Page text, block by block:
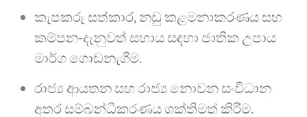
කැපකරු සත්කාර, නඩු කළමනාකරණය සහ
කම්පන-දැනුවත් සහාය සඳහා ජාතික උපාය
මාර්ග ගොඩනැගීම.
රාජ්‍ය ආයතන සහ රාජ්‍ය නොවන සංවිධාන
අතර සම්බන්ධීකරණය ශක්තිමත් කිරීම.